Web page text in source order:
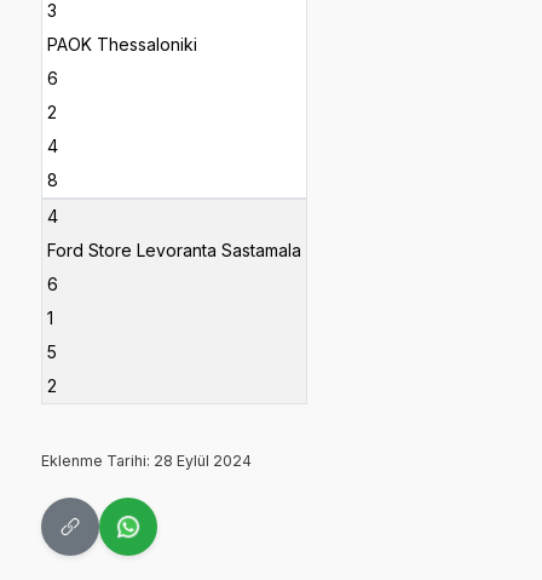
3
PAOK Thessaloniki
6
2
4
8
4
Ford Store Levoranta Sastamala
6
1
5
2
Eklenme Tarihi: 28 Eylül 2024